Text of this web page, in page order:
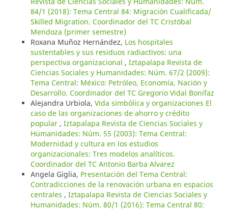
84/1 (2018): Tema Central 84: Migración Cualificada/
Skilled Migration. Coordinador del TC Cristóbal
Mendoza (primer semestre)
Roxana Muñoz Hernández, Los hospitales
sustentables y sus residuos radiactivos: una
perspectiva organizacional , Iztapalapa Revista de
Ciencias Sociales y Humanidades: Núm. 67/2 (2009):
Tema Central: México: Petróleo, Economía, Nación y
Desarrollo. Coordinador del TC Gregorio Vidal Bonifaz
Alejandra Urbiola, Vida simbólica y organizaciones El
caso de las organizaciones de ahorro y crédito
popular , Iztapalapa Revista de Ciencias Sociales y
Humanidades: Núm. 55 (2003): Tema Central:
Modernidad y cultura en los estudios
organizacionales: Tres modelos analíticos.
Coordinador del TC Antonio Barba Alvarez
Angela Giglia, Presentación del Tema Central:
Contradicciones de la renovación urbana en espacios
centrales , Iztapalapa Revista de Ciencias Sociales y
Humanidades: Núm. 80/1 (2016): Tema Central 80: